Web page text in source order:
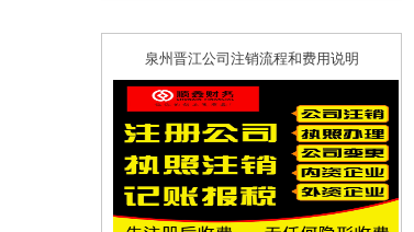
泉州晋江公司注销流程和费用说明